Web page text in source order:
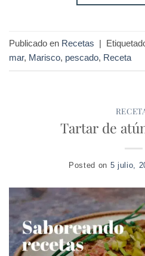
Publicado en Recetas |
mar, Marisco, pescado, Receta
Tartar de
Posted on 5 julio,